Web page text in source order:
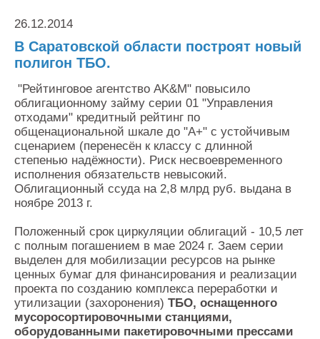
26.12.2014
В Саратовской области построят новый
полигон ТБО.
"Рейтинговое агентство AK&M" повысило
облигационному займу серии 01 "Управления
отходами" кредитный рейтинг по
общенациональной шкале до "А+" с устойчивым
сценарием (перенесён к классу с длинной
степенью надёжности). Риск несвоевременного
исполнения обязательств невысокий.
Облигационный ссуда на 2,8 млрд руб. выдана в
ноябре 2013 г.
Положенный срок циркуляции облигаций - 10,5 лет
с полным погашением в мае 2024 г. Заем серии
выделен для мобилизации ресурсов на рынке
ценных бумаг для финансирования и реализации
проекта по созданию комплекса переработки и
утилизации (захоронения) ТБО, оснащенного
мусоросортировочными станциями,
оборудованными пакетировочными прессами